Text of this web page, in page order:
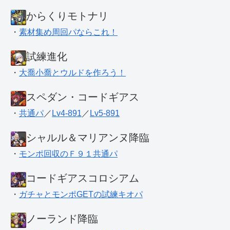
からくりモトナリ
・ 素材集め周回パならこれ！
試練進化
・ 大喬小喬とウルドを作ろう！
スペダン・コードギアス
・ 共通パ ／ Lv4-891 ／ Lv5-891
シャルル＆マリアンヌ降臨
・ モンポ回収のＦ９１共通パ
コードギアスコロシアム
・ ガチャとモンポGETの試練キオパ
ノーランド降臨